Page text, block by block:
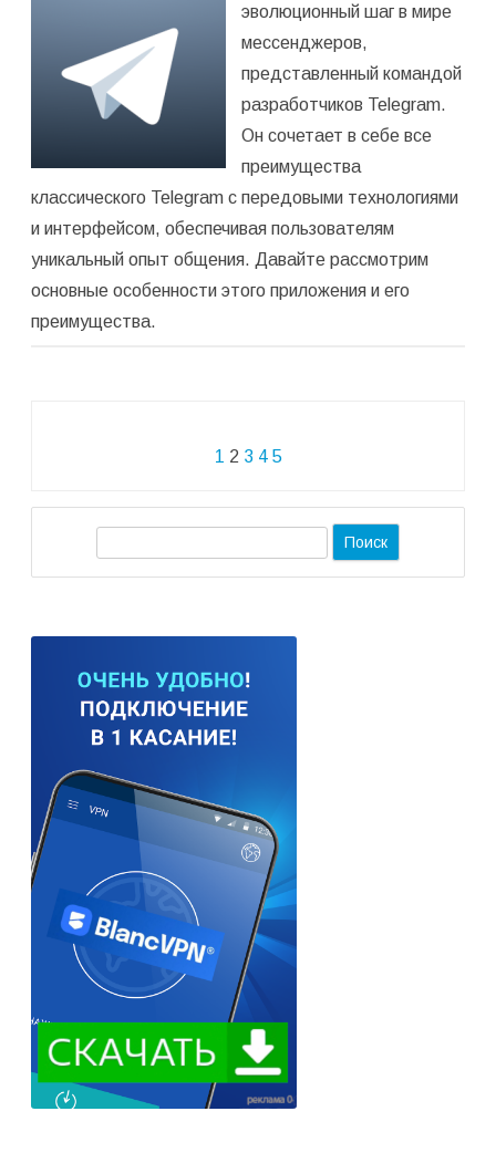
из 5)
эволюционный шаг в мире
мессенджеров,
представленный командой
разработчиков Telegram.
Он сочетает в себе все
преимущества
классического Telegram с передовыми технологиями
и интерфейсом, обеспечивая пользователям
уникальный опыт общения. Давайте рассмотрим
основные особенности этого приложения и его
преимущества.
записям
1 2 3 4 5
к